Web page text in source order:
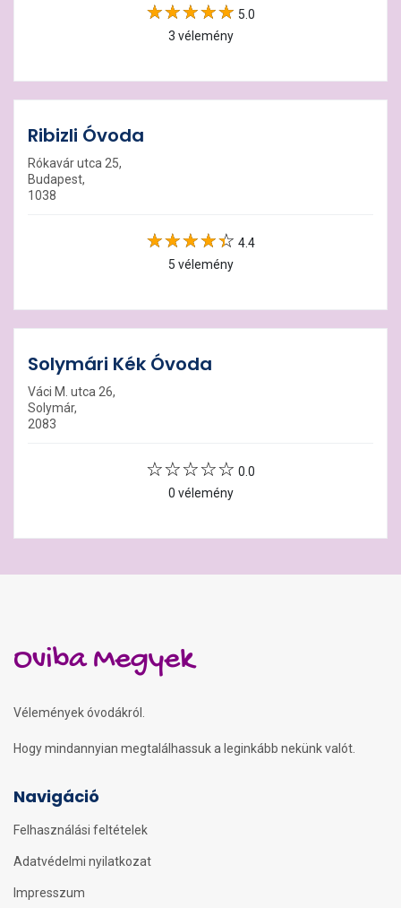
5.0
3 vélemény
Ribizli Óvoda
Rókavár utca 25,
Budapest,
1038
4.4
5 vélemény
Solymári Kék Óvoda
Váci M. utca 26,
Solymár,
2083
0.0
0 vélemény
Oviba Megyek
Vélemények óvodákról.
Hogy mindannyian megtalálhassuk a leginkább nekünk valót.
Navigáció
Felhasználási feltételek
Adatvédelmi nyilatkozat
Impresszum